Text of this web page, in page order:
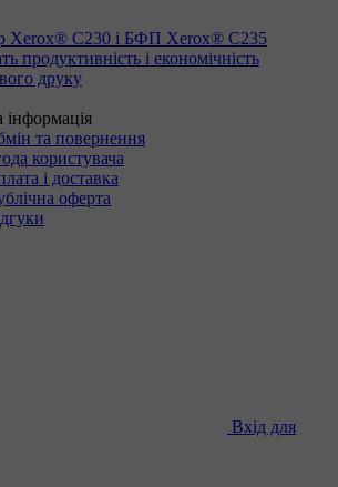
Xerox® C230 і БФП Xerox® C235
продуктивність і економічність
друку
інформація
та повернення
користувача
і доставка
оферта
Вхід для